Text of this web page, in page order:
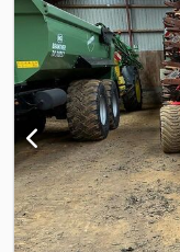
Dlj Aa Esk (0100) K80
Marathon